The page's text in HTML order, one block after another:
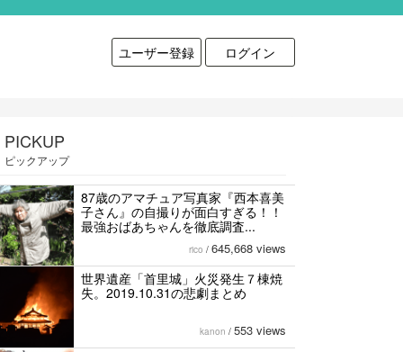
ユーザー登録 ログイン
PICKUP
ピックアップ
87歳のアマチュア写真家『西本喜美
子さん』の自撮りが面白すぎる！！
最強おばあちゃんを徹底調査...
rico / 645,668 views
世界遺産「首里城」火災発生７棟焼
失。2019.10.31の悲劇まとめ
kanon / 553 views